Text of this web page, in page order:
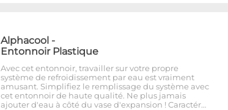
Alphacool -
Entonnoir Plastique
Avec cet entonnoir, travailler sur votre propre
système de refroidissement par eau est vraiment
amusant. Simplifiez le remplissage du système avec
cet entonnoir de haute qualité. Ne plus jamais
ajouter d'eau à côté du vase d'expansion ! Caractér…